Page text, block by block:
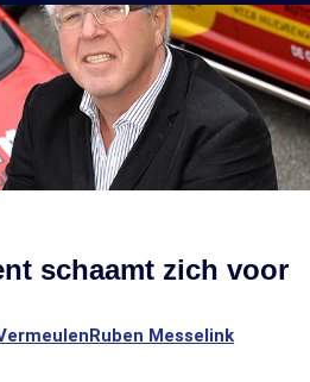
schaamt zich voor
Ruben Messelink